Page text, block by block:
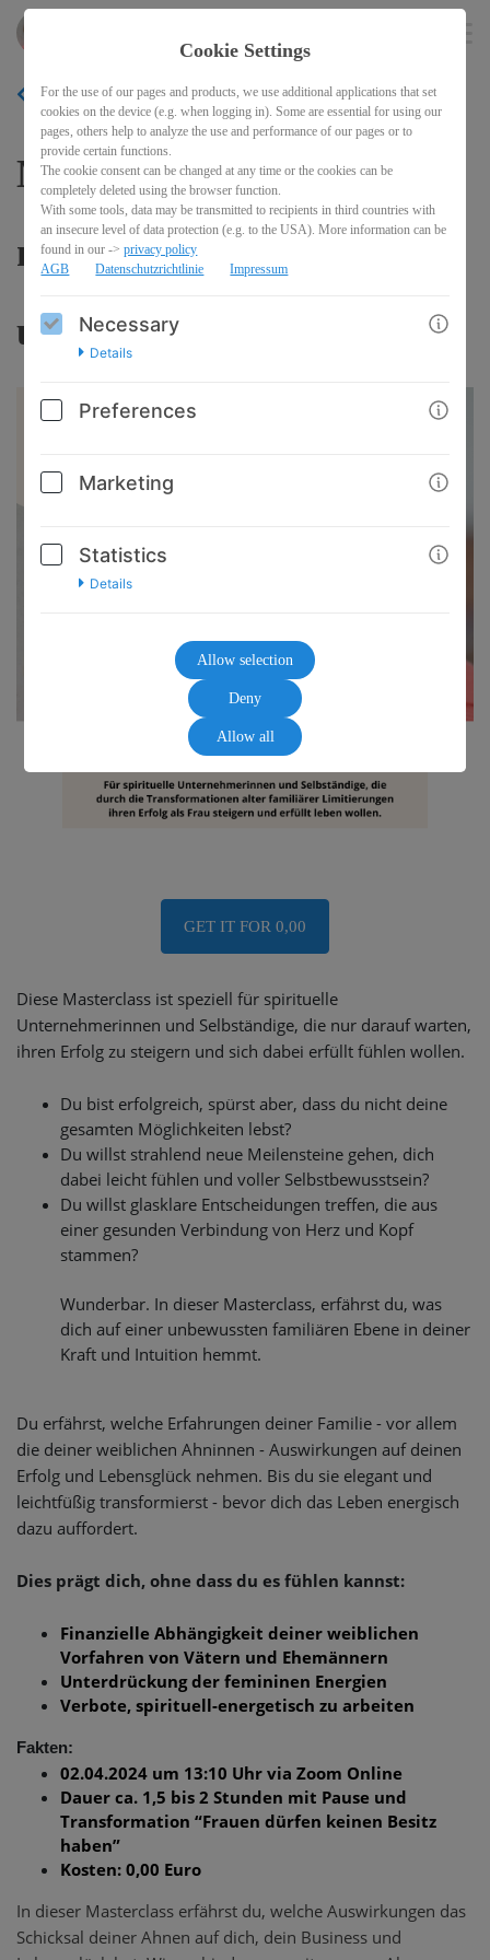
BACK
Masterclass - Erfolgserbe
neu definiert | 02.04.2024
um 13:10 Uhr
GET IT FOR 0,00
Diese Masterclass ist speziell für spirituelle
Unternehmerinnen und Selbständige, die nur darauf warten,
ihren Erfolg zu steigern und sich dabei erfüllt fühlen wollen.
Du bist erfolgreich, spürst aber, dass du nicht deine
gesamten Möglichkeiten lebst?
Du willst strahlend neue Meilensteine gehen, dich
dabei leicht fühlen und voller Selbstbewusstsein?
Du willst glasklare Entscheidungen treffen, die aus
einer gesunden Verbindung von Herz und Kopf
stammen?
Wunderbar. In dieser Masterclass, erfährst du, was
dich auf einer unbewussten familiären Ebene in deiner
Kraft und Intuition hemmt.
Du erfährst, welche Erfahrungen deiner Familie - vor allem
die deiner weiblichen Ahninnen - Auswirkungen auf deinen
Erfolg und Lebensglück nehmen. Bis du sie elegant und
leichtfüßig transformierst - bevor dich das Leben energisch
dazu auffordert.
Dies prägt dich, ohne dass du es fühlen kannst:
Finanzielle Abhängigkeit deiner weiblichen
Vorfahren von Vätern und Ehemännern
Unterdrückung der femininen Energien
Verbote, spirituell-energetisch zu arbeiten
Fakten:
02.04.2024 um 13:10 Uhr via Zoom Online
Dauer ca. 1,5 bis 2 Stunden mit Pause und
Transformation “Frauen dürfen keinen Besitz
haben”
Kosten: 0,00 Euro
In dieser Masterclass erfährst du, welche Auswirkungen das
Schicksal deiner Ahnen auf dich, dein Business und
Cookie Settings
For the use of our pages and products, we use additional applications that set
cookies on the device (e.g. when logging in). Some are essential for using our
pages, others help to analyze the use and performance of our pages or to
provide certain functions.
The cookie consent can be changed at any time or the cookies can be
completely deleted using the browser function.
With some tools, data may be transmitted to recipients in third countries with
an insecure level of data protection (e.g. to the USA). More information can be
found in our ->privacy policy
AGB
Datenschutzrichtlinie Impressum
Necessary
Details
Preferences
Marketing
Statistics
Details
Allow selection
Deny
Allow all